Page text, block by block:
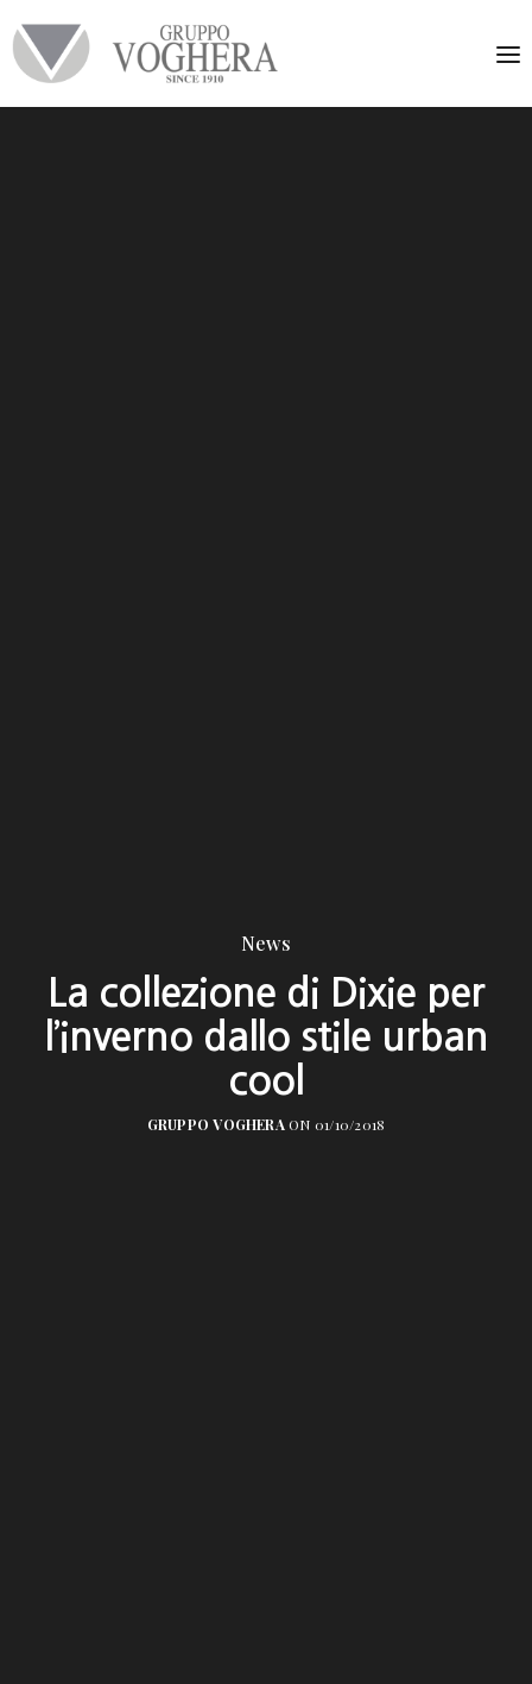
News
La collezione di Dixie per
l’inverno dallo stile urban
cool
GRUPPO VOGHERAON 01/10/2018